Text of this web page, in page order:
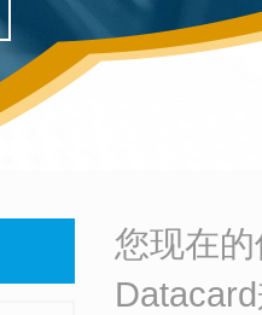
您现在